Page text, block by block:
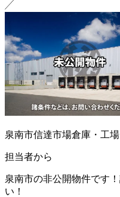
泉南市信達市場倉庫・工場
担当者から
泉南市の非公開物件です
い！